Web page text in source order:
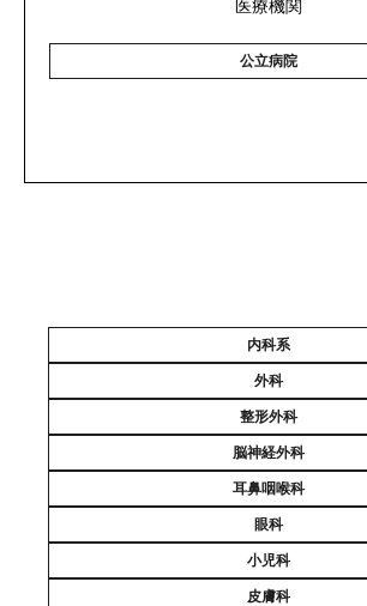
医療機関
公立病院
内科系
外科
整形外科
脳神経外科
耳鼻咽喉科
眼科
小児科
皮膚科